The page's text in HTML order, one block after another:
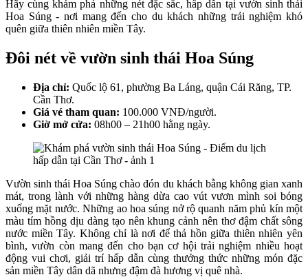
Hãy cùng khám phá những nét đặc sắc, hấp dẫn tại vườn sinh thái
Hoa Súng - nơi mang đến cho du khách những trải nghiệm khó
quên giữa thiên nhiên miền Tây.
Đôi nét về vườn sinh thái Hoa Súng
Địa chỉ: Quốc lộ 61, phường Ba Láng, quận Cái Răng, TP.
Cần Thơ.
Giá vé tham quan: 100.000 VNĐ/người.
Giờ mở cửa: 08h00 – 21h00 hằng ngày.
Vườn sinh thái Hoa Súng chào đón du khách bằng không gian xanh
mát, trong lành với những hàng dừa cao vút vươn mình soi bóng
xuống mặt nước. Những ao hoa súng nở rộ quanh năm phủ kín một
màu tím hồng dịu dàng tạo nên khung cảnh nên thơ đậm chất sông
nước miền Tây. Không chỉ là nơi để thả hồn giữa thiên nhiên yên
bình, vườn còn mang đến cho bạn cơ hội trải nghiệm nhiều hoạt
động vui chơi, giải trí hấp dẫn cùng thưởng thức những món đặc
sản miền Tây dân dã nhưng đậm đà hương vị quê nhà.